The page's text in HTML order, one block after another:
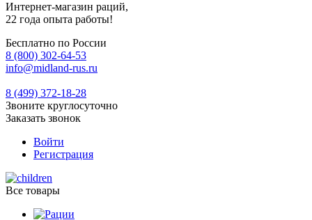
Интернет-магазин раций,
22 года опыта работы!
Бесплатно по России
8 (800) 302-64-53
info@midland-rus.ru
8 (499) 372-18-28
Звоните круглосуточно
Заказать звонок
Войти
Регистрация
Все товары